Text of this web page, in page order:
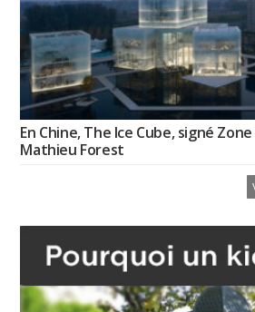
En Chine, The Ice Cube, signé
Mathieu Forest